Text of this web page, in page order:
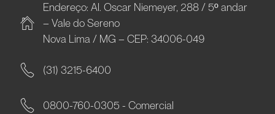
Endereço: Al. Oscar Niemeyer, 288 / 5º andar
– Vale do Sereno
Nova Lima / MG – CEP: 34006-049
(31) 3215-6400
0800-760-0305 - Comercial